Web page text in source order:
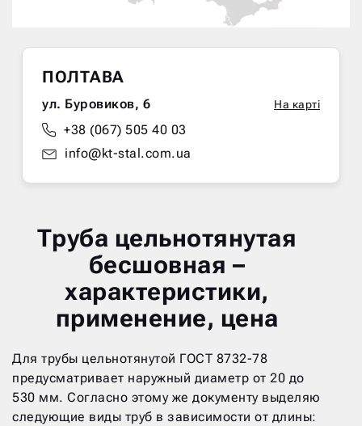
ПОЛТАВА
ул. Буровиков, 6 На карті
+38 (067) 505 40 03
info@kt-stal.com.ua
Труба цельнотянутая
бесшовная –
характеристики,
применение, цена
Для трубы цельнотянутой ГОСТ 8732-78
предусматривает наружный диаметр от 20 до
530 мм. Согласно этому же документу выделяю
следующие виды труб в зависимости от длины: